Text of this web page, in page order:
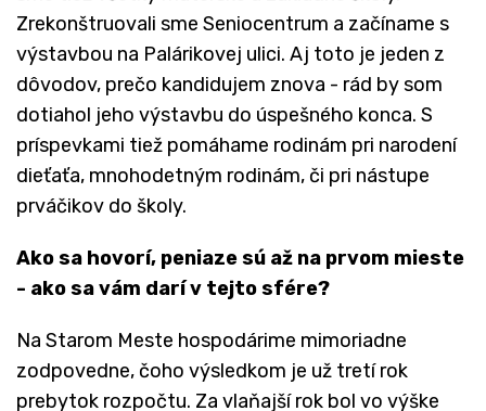
Zrekonštruovali sme Seniocentrum a začíname s
výstavbou na Palárikovej ulici. Aj toto je jeden z
dôvodov, prečo kandidujem znova - rád by som
dotiahol jeho výstavbu do úspešného konca. S
príspevkami tiež pomáhame rodinám pri narodení
dieťaťa, mnohodetným rodinám, či pri nástupe
prváčikov do školy.
Ako sa hovorí, peniaze sú až na prvom mieste
- ako sa vám darí v tejto sfére?
Na Starom Meste hospodárime mimoriadne
zodpovedne, čoho výsledkom je už tretí rok
prebytok rozpočtu. Za vlaňajší rok bol vo výške